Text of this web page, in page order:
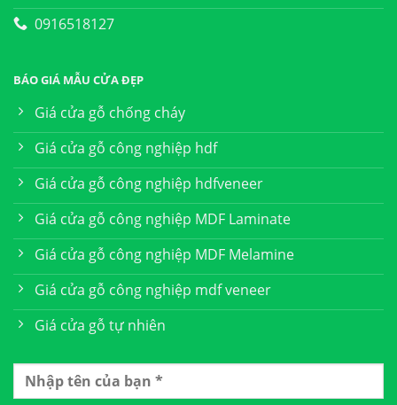
0916518127
BÁO GIÁ MẪU CỬA ĐẸP
Giá cửa gỗ chống cháy
Giá cửa gỗ công nghiệp hdf
Giá cửa gỗ công nghiệp hdfveneer
Giá cửa gỗ công nghiệp MDF Laminate
Giá cửa gỗ công nghiệp MDF Melamine
Giá cửa gỗ công nghiệp mdf veneer
Giá cửa gỗ tự nhiên